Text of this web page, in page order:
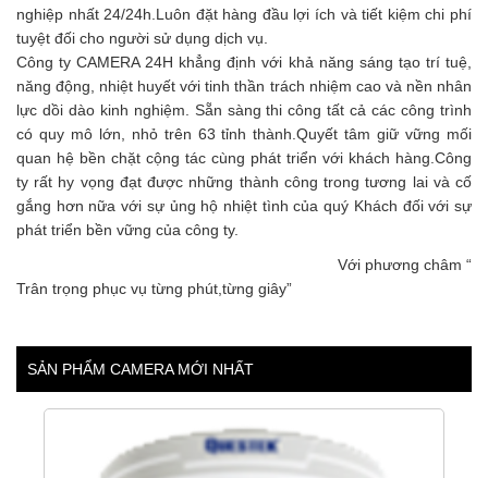
nghiệp nhất 24/24h.Luôn đặt hàng đầu lợi ích và tiết kiệm chi phí
tuyệt đối cho người sử dụng dịch vụ.
Công ty CAMERA 24H khẳng định với khả năng sáng tạo trí tuệ,
năng động, nhiệt huyết với tinh thần trách nhiệm cao và nền nhân
lực dồi dào kinh nghiệm. Sẵn sàng thi công tất cả các công trình
có quy mô lớn, nhỏ trên 63 tỉnh thành.Quyết tâm giữ vững mối
quan hệ bền chặt cộng tác cùng phát triển với khách hàng.Công
ty rất hy vọng đạt được những thành công trong tương lai và cố
gắng hơn nữa với sự ủng hộ nhiệt tình của quý Khách đối với sự
phát triển bền vững của công ty.
Với phương châm “
Trân trọng phục vụ từng phút,từng giây”
SẢN PHẨM CAMERA MỚI NHẤT